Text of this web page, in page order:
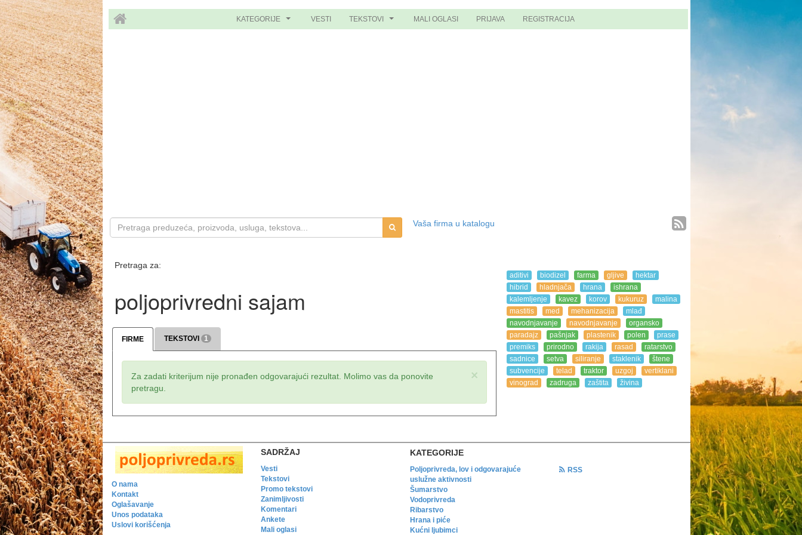
KATEGORIJE VESTI TEKSTOVI MALI OGLASI PRIJAVA REGISTRACIJA
Vaša firma u katalogu
Pretraga za:
poljoprivredni sajam
FIRME TEKSTOVI 1
×
Za zadati kriterijum nije pronađen odgovarajući rezultat. Molimo vas da ponovite
pretragu.
aditivi biodizel farma gljive
hektar
hibrid
hladnjača hrana
ishrana
kalemljenje
kavez korov kukuruz
malina
mastitis
med mehanizacija
mlađ
navodnjavanje
navodnjavanje
organsko
paradajz
pašnjak plastenik polen
prase
premiks
prirodno rakija rasad
ratarstvo
sadnice
setva siliranje staklenik
štene
subvencije
telad traktor uzgoj
vertiklani
vinograd
zadruga zaštita živina
O nama
Kontakt
Oglašavanje
Unos podataka
Uslovi korišćenja
SADRŽAJ
Vesti
Tekstovi
Promo tekstovi
Zanimljivosti
Komentari
Ankete
Mali oglasi
KATEGORIJE
Poljoprivreda, lov i odgovarajuće
uslužne aktivnosti
Šumarstvo
Vodoprivreda
Ribarstvo
Hrana i piće
Kućni ljubimci
RSS